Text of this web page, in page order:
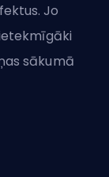
Jo
sākumā